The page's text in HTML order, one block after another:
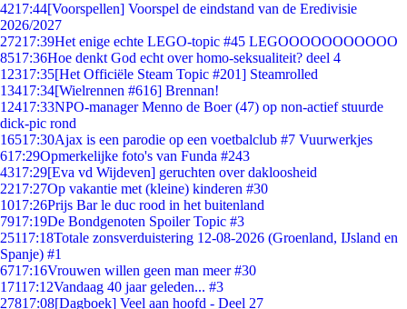
4217:44[Voorspellen] Voorspel de eindstand van de Eredivisie
2026/2027
27217:39Het enige echte LEGO-topic #45 LEGOOOOOOOOOOO
8517:36Hoe denkt God echt over homo-seksualiteit? deel 4
12317:35[Het Officiële Steam Topic #201] Steamrolled
13417:34[Wielrennen #616] Brennan!
12417:33NPO-manager Menno de Boer (47) op non-actief stuurde
dick-pic rond
16517:30Ajax is een parodie op een voetbalclub #7 Vuurwerkjes
617:29Opmerkelijke foto's van Funda #243
4317:29[Eva vd Wijdeven] geruchten over dakloosheid
2217:27Op vakantie met (kleine) kinderen #30
1017:26Prijs Bar le duc rood in het buitenland
7917:19De Bondgenoten Spoiler Topic #3
25117:18Totale zonsverduistering 12-08-2026 (Groenland, IJsland en
Spanje) #1
6717:16Vrouwen willen geen man meer #30
17117:12Vandaag 40 jaar geleden... #3
27817:08[Dagboek] Veel aan hoofd - Deel 27